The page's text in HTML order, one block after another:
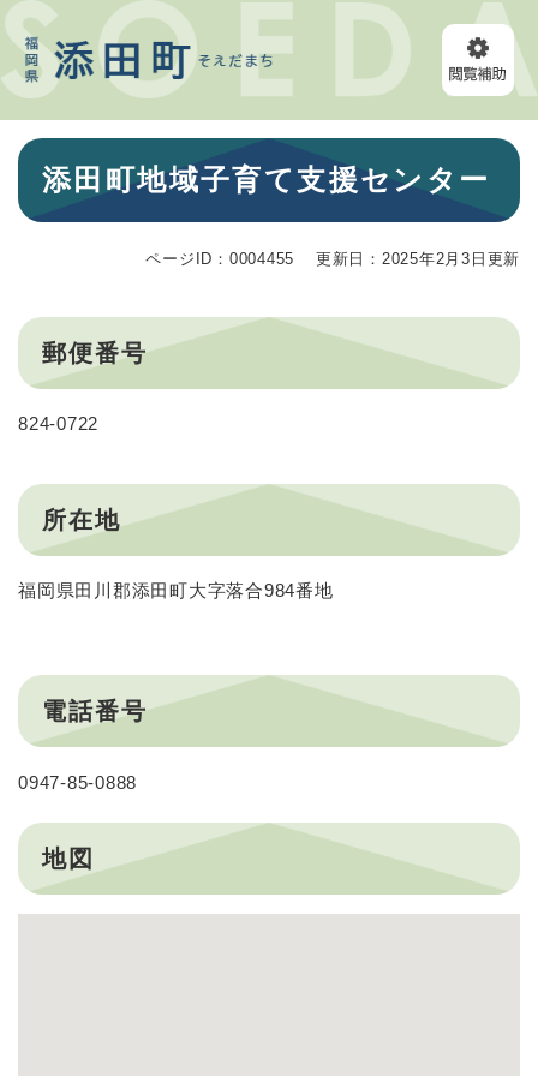
ペ
ー
の
メニューを飛ばして本文へ
本
添田町地域子育て支援センター
ページID：0004455 更新日：2025年2月3日更新
郵便番号
824-0722
所在地
福岡県田川郡添田町大字落合984番地
電話番号
0947-85-0888
地図